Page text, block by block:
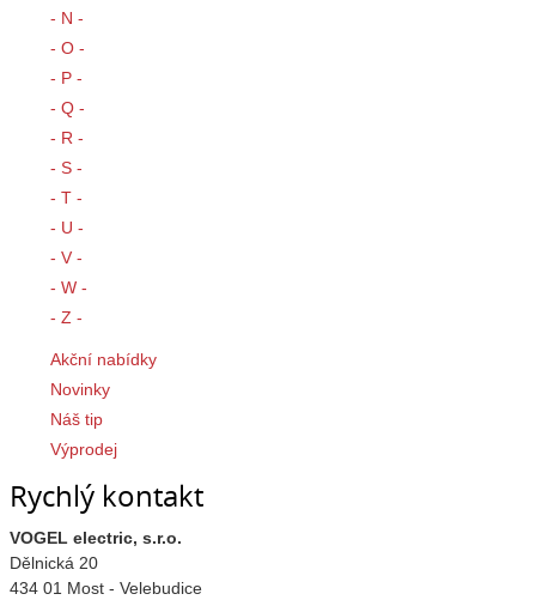
- N -
- O -
- P -
- Q -
- R -
- S -
- T -
- U -
- V -
- W -
- Z -
Akční nabídky
Novinky
Náš tip
Výprodej
Rychlý kontakt
VOGEL electric, s.r.o.
Dělnická 20
434 01 Most - Velebudice